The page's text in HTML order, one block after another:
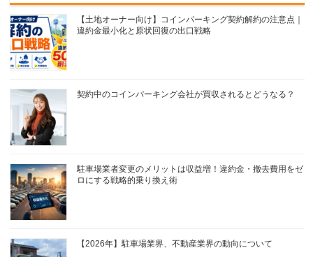
【土地オーナー向け】コインパーキング契約解約の注意点｜
違約金最小化と原状回復の出口戦略
契約中のコインパーキング会社が買収されるとどうなる？
駐車場業者変更のメリットは収益増！違約金・撤去費用をゼ
ロにする戦略的乗り換え術
【2026年】駐車場業界、不動産業界の動向について